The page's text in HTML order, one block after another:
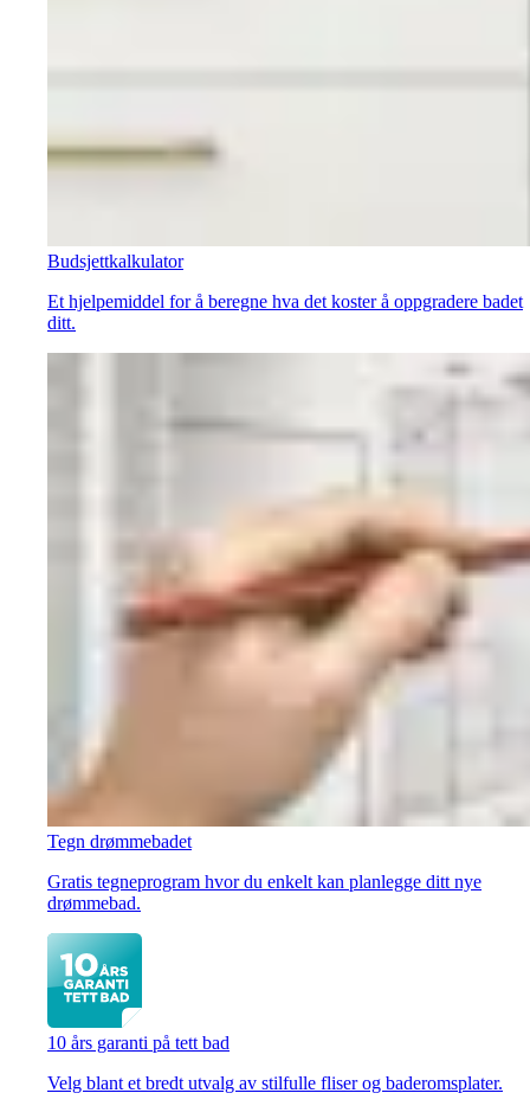
Budsjettkalkulator
Et hjelpemiddel for å beregne hva det koster å oppgradere badet
ditt.
Tegn drømmebadet
Gratis tegneprogram hvor du enkelt kan planlegge ditt nye
drømmebad.
10 års garanti på tett bad
Velg blant et bredt utvalg av stilfulle fliser og baderomsplater.